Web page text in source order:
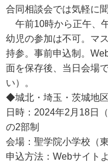
合同相談会では気軽に
午前10時から正午、
幼児の参加は不可。マ
持参。事前申込制。
面を保存後、当日会場
い）。
◆城北・埼玉・茨城地
日時：2024年2月18日
の2部制
会場：聖学院小学校（
申込方法：Webサイト